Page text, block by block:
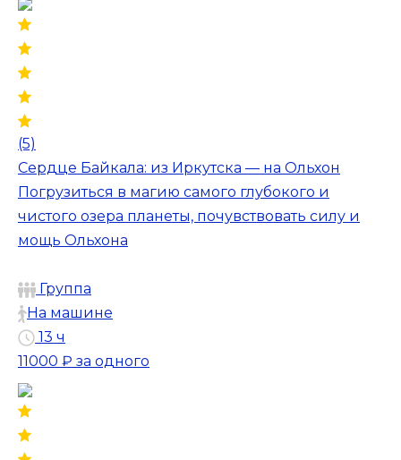
(5)
Сердце Байкала: из Иркутска — на Ольхон
Погрузиться в магию самого глубокого и
чистого озера планеты, почувствовать силу и
мощь Ольхона
Группа
На машине
13 ч
11000 ₽ за одного